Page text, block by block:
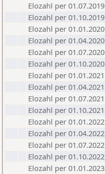
Elozahl per 01.07.2019
Elozahl per 01.10.2019
Elozahl per 01.01.2020
Elozahl per 01.04.2020
Elozahl per 01.07.2020
Elozahl per 01.10.2020
Elozahl per 01.01.2021
Elozahl per 01.04.2021
Elozahl per 01.07.2021
Elozahl per 01.10.2021
Elozahl per 01.01.2022
Elozahl per 01.04.2022
Elozahl per 01.07.2022
Elozahl per 01.10.2022
Elozahl per 01.01.2023